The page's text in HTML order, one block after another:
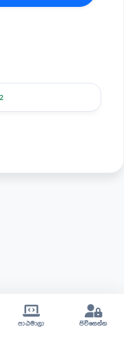
පාඨමාලා පිවිසෙන්න